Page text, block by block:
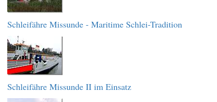
Schleifähre Missunde - Maritime Schlei-Tradition
Schleifähre Missunde II im Einsatz